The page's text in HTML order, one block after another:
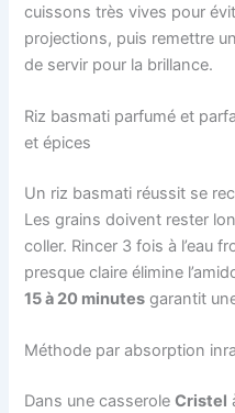
cuissons très vives pour
projections, puis remettre
de servir pour la brillance.
Riz basmati parfumé et
et épices
Un riz basmati réussit se
Les grains doivent rester
coller. Rincer 3 fois à l’eau
presque claire élimine
15 à 20 minutes garantit
Méthode par absorption
Dans une casseroleCristel